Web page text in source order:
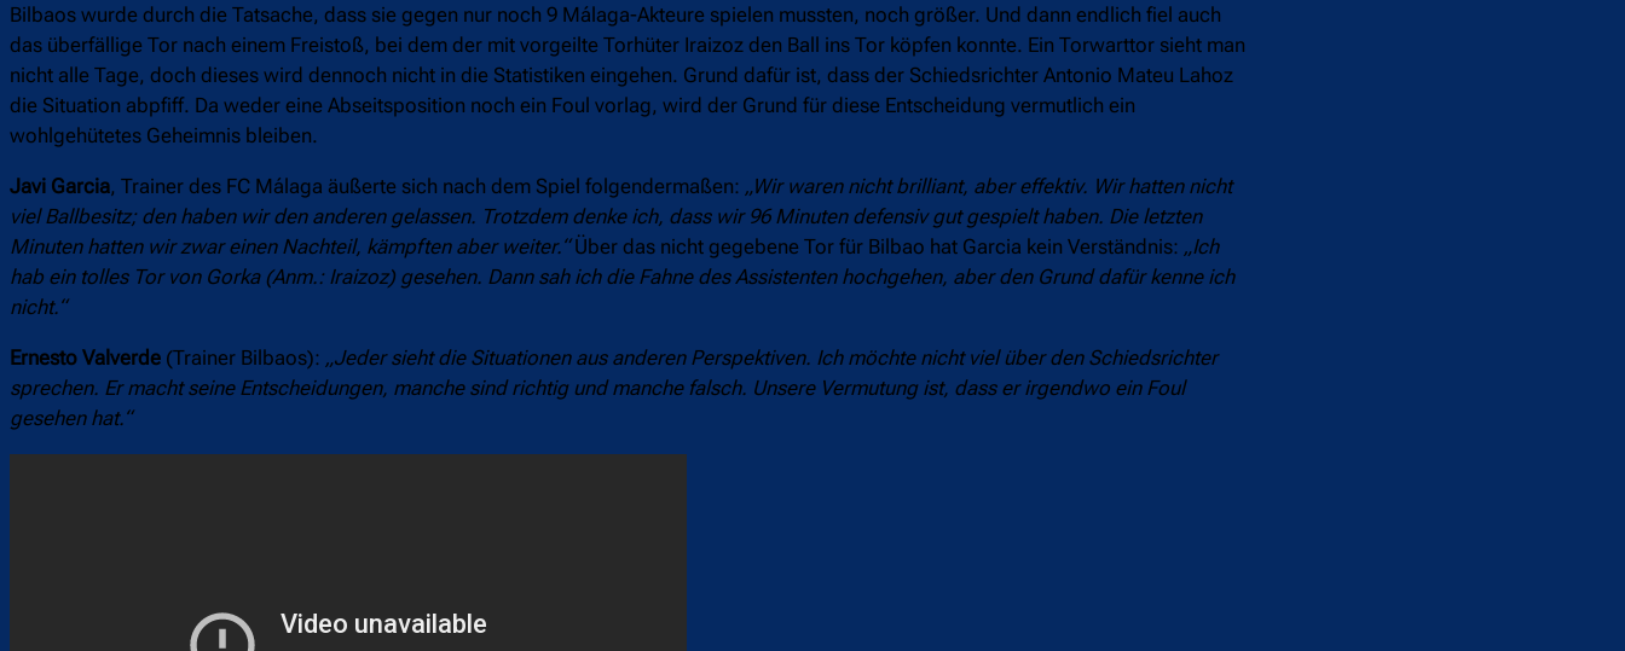
Bilbaos wurde durch die Tatsache, dass sie gegen nur noch 9 Málaga-Akteure spielen mussten, noch größer. Und dann endlich fiel auch
das überfällige Tor nach einem Freistoß, bei dem der mit vorgeilte Torhüter Iraizoz den Ball ins Tor köpfen konnte. Ein Torwarttor sieht man
nicht alle Tage, doch dieses wird dennoch nicht in die Statistiken eingehen. Grund dafür ist, dass der Schiedsrichter Antonio Mateu Lahoz
die Situation abpfiff. Da weder eine Abseitsposition noch ein Foul vorlag, wird der Grund für diese Entscheidung vermutlich ein
wohlgehütetes Geheimnis bleiben.
Javi Garcia, Trainer des FC Málaga äußerte sich nach dem Spiel folgendermaßen: „Wir waren nicht brilliant, aber effektiv. Wir hatten nicht
viel Ballbesitz; den haben wir den anderen gelassen. Trotzdem denke ich, dass wir 96 Minuten defensiv gut gespielt haben. Die letzten
Minuten hatten wir zwar einen Nachteil, kämpften aber weiter.“Über das nicht gegebene Tor für Bilbao hat Garcia kein Verständnis: „Ich
hab ein tolles Tor von Gorka (Anm.: Iraizoz) gesehen. Dann sah ich die Fahne des Assistenten hochgehen, aber den Grund dafür kenne ich
nicht.“
Ernesto Valverde (Trainer Bilbaos): „Jeder sieht die Situationen aus anderen Perspektiven. Ich möchte nicht viel über den Schiedsrichter
sprechen. Er macht seine Entscheidungen, manche sind richtig und manche falsch. Unsere Vermutung ist, dass er irgendwo ein Foul
gesehen hat.“